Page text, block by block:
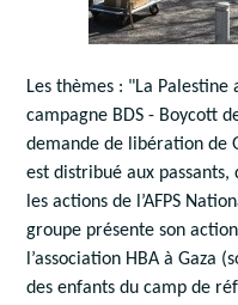
Les thèmes : "La
campagne BDS - Boycott
demande de libération de
est distribué aux
les actions de l’AFPS
groupe présente son
l’association HBA à Gaza
des enfants du camp de